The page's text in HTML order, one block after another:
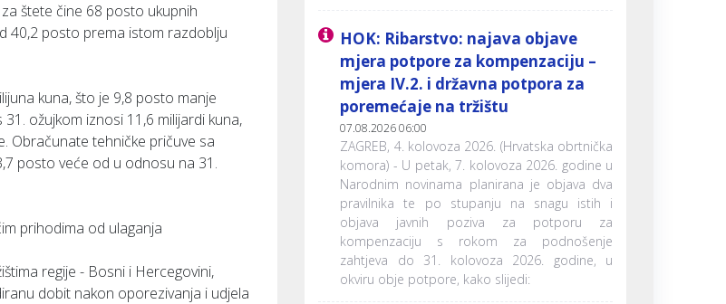
štete čine 68 posto ukupnih
40,2 posto prema istom razdoblju
kuna, što je 9,8 posto manje
ožujkom iznosi 11,6 milijardi kuna,
Obračunate tehničke pričuve sa
posto veće od u odnosu na 31.
prihodima od ulaganja
regije - Bosni i Hercegovini,
dobit nakon oporezivanja i udjela
HOK: Ribarstvo: najava objave
mjera potpore za kompenzaciju –
mjera IV.2. i državna potpora za
poremećaje na tržištu
07.08.2026 06:00
ZAGREB, 4. kolovoza 2026. (Hrvatska obrtnička
komora) - U petak, 7. kolovoza 2026. godine u
Narodnim novinama planirana je objava dva
pravilnika te po stupanju na snagu istih i
objava javnih poziva za potporu za
kompenzaciju s rokom za podnošenje
zahtjeva do 31. kolovoza 2026. godine, u
okviru obje potpore, kako slijedi: